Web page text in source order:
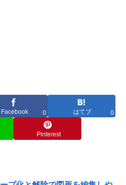
Facebook 0 はてブ 0
Pinterest